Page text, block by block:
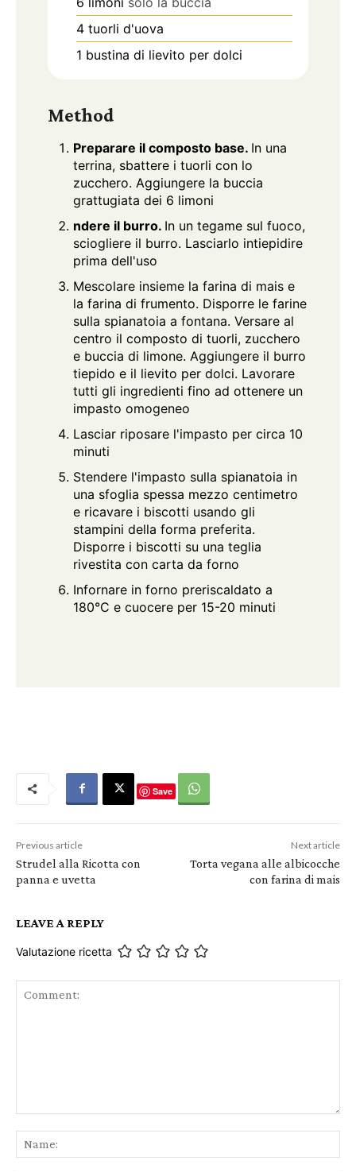
4 tuorli d'uova
1 bustina di lievito per dolci
Method
Preparare il composto base. In una
terrina, sbattere i tuorli con lo
zucchero. Aggiungere la buccia
grattugiata dei 6 limoni
ndere il burro. In un tegame sul fuoco,
sciogliere il burro. Lasciarlo intiepidire
prima dell'uso
Mescolare insieme la farina di mais e
la farina di frumento. Disporre le farine
sulla spianatoia a fontana. Versare al
centro il composto di tuorli, zucchero
e buccia di limone. Aggiungere il burro
tiepido e il lievito per dolci. Lavorare
tutti gli ingredienti fino ad ottenere un
impasto omogeneo
Lasciar riposare l'impasto per circa 10
minuti
Stendere l'impasto sulla spianatoia in
una sfoglia spessa mezzo centimetro
e ricavare i biscotti usando gli
stampini della forma preferita.
Disporre i biscotti su una teglia
rivestita con carta da forno
Infornare in forno preriscaldato a
180°C e cuocere per 15-20 minuti
Save
Previous article
Strudel alla Ricotta con
panna e uvetta
Next article
Torta vegana alle albicocche
con farina di mais
LEAVE A REPLY
Valutazione ricetta